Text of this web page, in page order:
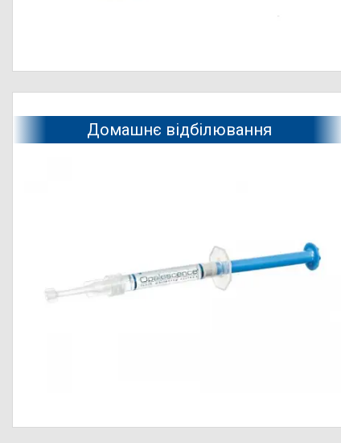
Домашнє відбілювання